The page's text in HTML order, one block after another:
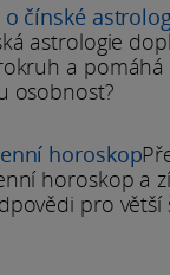
o čínské
astrologie
a
osobnost?
horoskop
horoskop a
pro větší